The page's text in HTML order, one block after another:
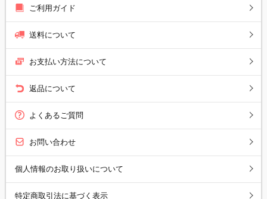
ご利用ガイド
送料について
お支払い方法について
返品について
よくあるご質問
お問い合わせ
個人情報のお取り扱いについて
特定商取引法に基づく表示